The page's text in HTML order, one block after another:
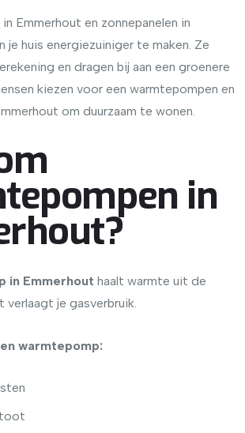
Emmerhout en zonnepanelen in
je huis energiezuiniger te maken. Ze
en dragen bij aan een groenere
kiezen voor een warmtepompen en
om duurzaam te wonen.
in
in Emmerhout haalt warmte uit de
je gasverbruik.
warmtepomp: